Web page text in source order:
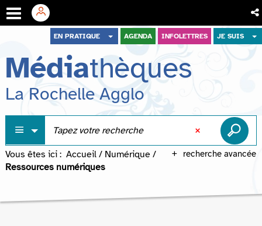
menu
contenu
recherche
EN PRATIQUE AGENDA INFOLETTRES JE SUIS
Médiathèques
La Rochelle Agglo
recherche avancée
Vous êtes ici : Accueil / Numérique /
Ressources numériques